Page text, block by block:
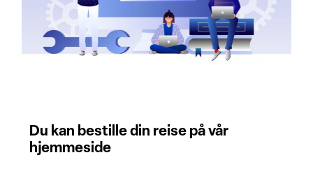
Du kan bestille din reise på vår
hjemmeside